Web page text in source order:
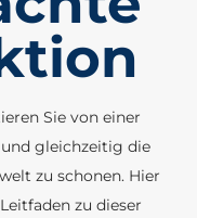
Sie von einer
und gleichzeitig die
zu schonen. Hier
zu dieser